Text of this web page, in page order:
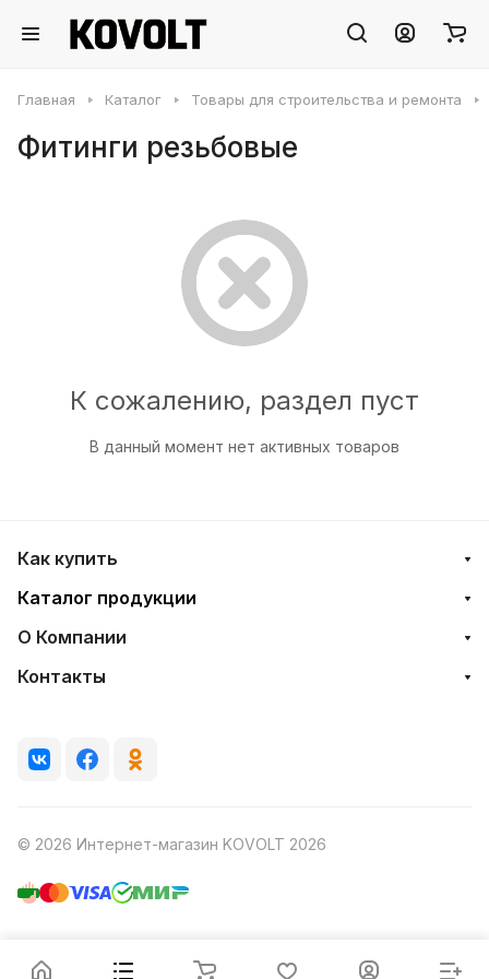
Главная Каталог Товары для строительства и ремонта
Фитинги резьбовые
К сожалению, раздел пуст
В данный момент нет активных товаров
Как купить
Каталог продукции
О Компании
Контакты
© 2026 Интернет-магазин KOVOLT 2026